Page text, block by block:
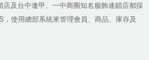
店及台中逢甲、一中商圈知名服飾連鎖店都採
，使用總部系統來管理會員、商品、庫存及